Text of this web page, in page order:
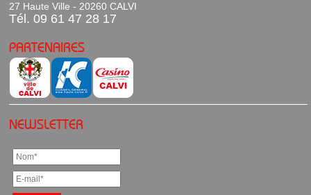
27 Haute Ville - 20260 CALVI
Tél. 09 61 47 28 17
PARTENAIRES
NEWSLETTER